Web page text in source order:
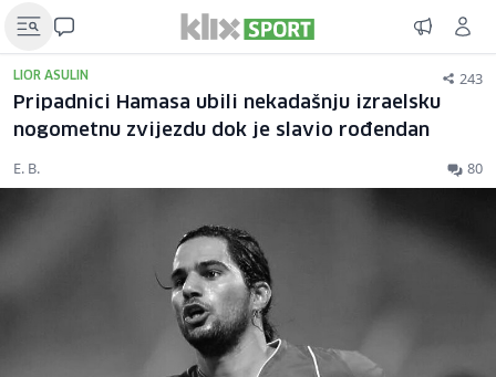
LIOR ASULIN 243
Pripadnici Hamasa ubili nekadašnju izraelsku
nogometnu zvijezdu dok je slavio rođendan
E. B. 80